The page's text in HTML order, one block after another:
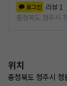
로그인 리뷰 1
충청북도 청주시
위치
충청북도 청주시 청